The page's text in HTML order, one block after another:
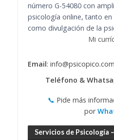
número G-54080 con
psicología online, tanto
como divulgación de la
Mi
Email: info@psicopico.com
Teléfono &
📞 Pide más
por
Servicios de Psicología